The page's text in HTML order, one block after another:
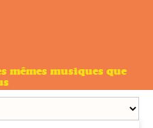
mêmes musiques que